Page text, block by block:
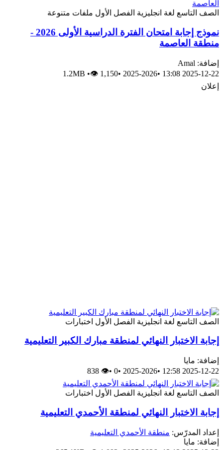
الصف التاسع لغة انجليزية الفصل الأول ملفات متنوعة
نموذج إجابة امتحان الفترة الدراسية الأولى 2026 -
منطقة العاصمة
إضافة: Amal
2025-12-22 13:08
•
2025-2026
•
1.2MB •👁 1,150
إعلان
الصف التاسع لغة انجليزية الفصل الأول اختبارات
إجابة الاختبار النهائي لمنطقة مبارك الكبير التعليمية
إضافة: مايا
2025-12-22 12:58
•
2025-2026
•
0
•
👁 838
الصف التاسع لغة انجليزية الفصل الأول اختبارات
إجابة الاختبار النهائي لمنطقة الأحمدي التعليمية
إعداد المدرّس: منطقة الأحمدي التعليمية
إضافة: مايا